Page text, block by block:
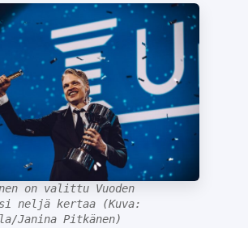
on valittu Vuoden
neljä kertaa (Kuva:
Janina Pitkänen)